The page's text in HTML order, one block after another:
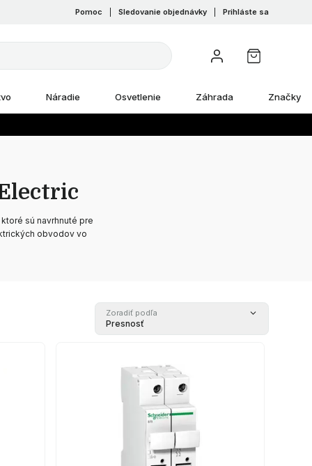
Pomoc Sledovanie objednávky Prihláste sa
Náradie Osvetlenie Záhrada Značky
ktoré sú navrhnuté pre
obvodov vo
Zoradiť podľa
Presnosť